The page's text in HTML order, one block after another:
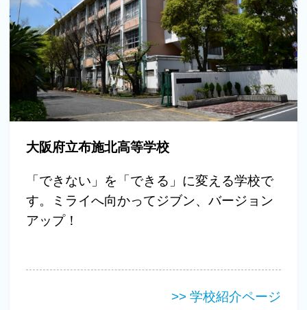
大阪府立布施北高等学校
「できない」を「できる」に変える学校で
す。ミライへ向かってジブン、バージョン
アップ！
>> 学校紹介ページ